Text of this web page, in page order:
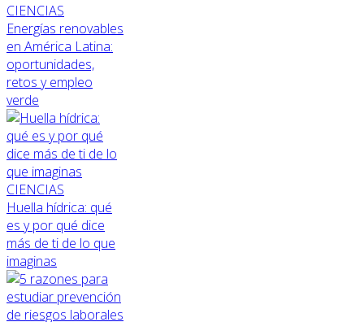
CIENCIAS
Energías renovables
en América Latina:
oportunidades,
retos y empleo
verde
CIENCIAS
Huella hídrica: qué
es y por qué dice
más de ti de lo que
imaginas